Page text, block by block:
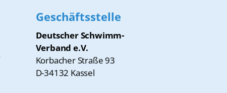
Geschäftsstelle
Deutscher Schwimm-
Verband e.V.
Korbacher Straße 93
D-34132 Kassel